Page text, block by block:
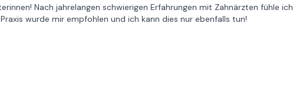
Nach jahrelangen schwierigen Erfahrungen mit Zahnärzten fühle ich
wurde mir empfohlen und ich kann dies nur ebenfalls tun!